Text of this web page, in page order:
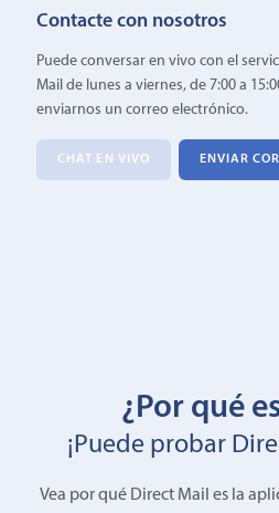
Contacte con nosotros
Puede conversar en vivo con el
Mail de lunes a viernes, de 7:00 a
enviarnos un correo electrónico.
CHAT EN VIVO ENVIAR
¿Por qué
¡Puede probar
Vea por qué Direct Mail es la